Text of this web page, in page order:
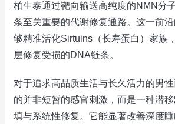
柏生泰通过靶向输送高纯度的NMN分
条至关重要的代谢修复通路。这一前
够精准活化Sirtuins（长寿蛋白）家族
层修复受损的DNA链条。
对于追求高品质生活与长久活力的男
的并非短暂的感官刺激，而是一种潜
填与系统性修复。它能显著改善深度